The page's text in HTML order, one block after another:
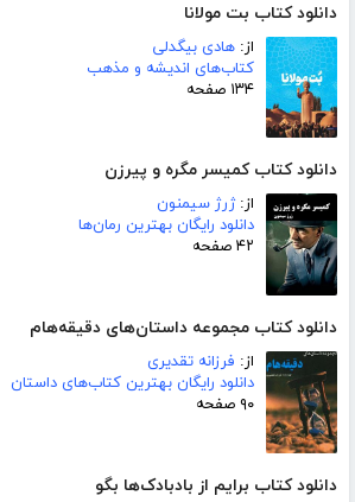
دانلود کتاب بت مولانا
از: هادی بیگدلی
کتاب‌های اندیشه و مذهب
۱۳۴ صفحه
دانلود کتاب کمیسر مگره و پیرزن
از:ژرژ سیمنون
دانلود رایگان بهترین رمان‌ها
۴۲ صفحه
دانلود کتاب مجموعه داستان‌های دقیقه‌هام
از: فرزانه تقدیری
دانلود رایگان بهترین کتاب‌های داستان
۹۰ صفحه
دانلود کتاب برایم از بادبادک‌ها بگو